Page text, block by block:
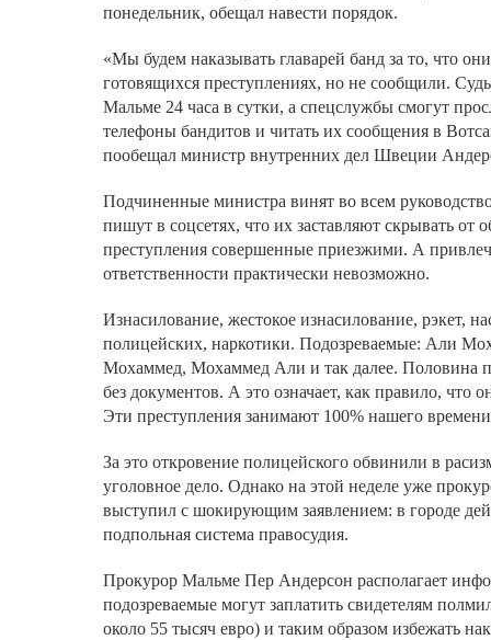
понедельник, обещал навести порядок.
«Мы будем наказывать главарей банд за то, что
готовящихся преступлениях, но не сообщили.
Мальме 24 часа в сутки, а спецслужбы смогут
телефоны бандитов и читать их сообщения в
пообещал министр внутренних дел Швеции
Подчиненные министра винят во всем
пишут в соцсетях, что их заставляют скрывать от
преступления совершенные приезжими. А
ответственности практически невозможно.
Изнасилование, жестокое изнасилование, рэкет,
полицейских, наркотики. Подозреваемые: Али
Мохаммед, Мохаммед Али и так далее. Половина
без документов. А это означает, как правило, что
Эти преступления занимают 100% нашего
За это откровение полицейского обвинили в
уголовное дело. Однако на этой неделе уже
выступил с шокирующим заявлением: в городе
подпольная система правосудия.
Прокурор Мальме Пер Андерсон располагает
подозреваемые могут заплатить свидетелям
около 55 тысяч евро) и таким образом избежать